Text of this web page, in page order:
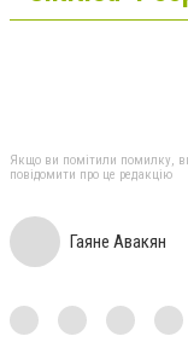
Якщо ви помітили помилку,
повідомити про це редакцію
Гаяне Авакян